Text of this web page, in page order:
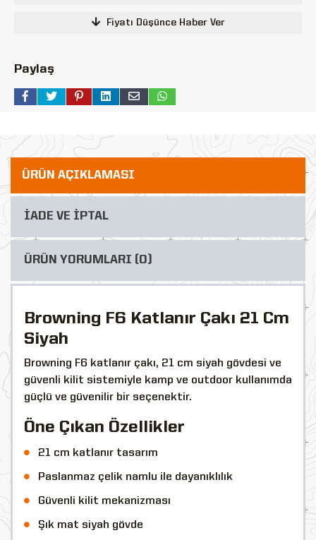
Fiyatı Düşünce Haber Ver
Paylaş
ÜRÜN AÇIKLAMASI
İADE VE İPTAL
ÜRÜN YORUMLARI (0)
Browning F6 Katlanır Çakı 21 Cm
Siyah
Browning F6 katlanır çakı, 21 cm siyah gövdesi ve
güvenli kilit sistemiyle kamp ve outdoor kullanımda
güçlü ve güvenilir bir seçenektir.
Öne Çıkan Özellikler
21 cm katlanır tasarım
Paslanmaz çelik namlu ile dayanıklılık
Güvenli kilit mekanizması
Şık mat siyah gövde